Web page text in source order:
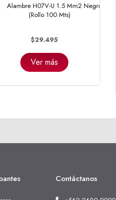
Alambre H07V-U 1.5 Mm2 Negro
(Rollo 100 Mts)
$29.495
Ver más
Contáctanos